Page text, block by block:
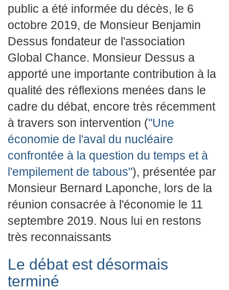
public a été informée du décès, le 6
octobre 2019, de Monsieur Benjamin
Dessus fondateur de l'association
Global Chance. Monsieur Dessus a
apporté une importante contribution à la
qualité des réflexions menées dans le
cadre du débat, encore très récemment
à travers son intervention ("Une
économie de l'aval du nucléaire
confrontée à la question du temps et à
l'empilement de tabous"), présentée par
Monsieur Bernard Laponche, lors de la
réunion consacrée à l'économie le 11
septembre 2019. Nous lui en restons
très reconnaissants
Le débat est désormais
terminé